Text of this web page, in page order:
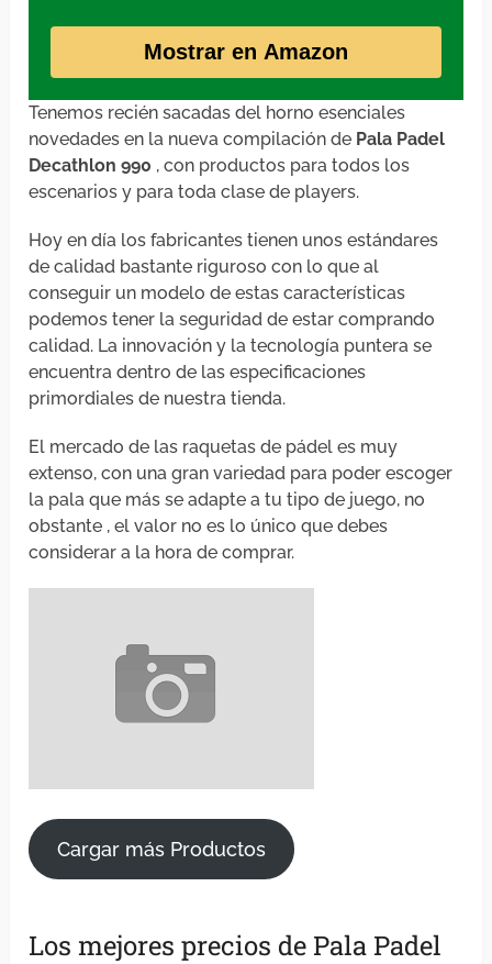
Mostrar en Amazon
Tenemos recién sacadas del horno esenciales
novedades en la nueva compilación de Pala Padel
Decathlon 990 , con productos para todos los
escenarios y para toda clase de players.
Hoy en día los fabricantes tienen unos estándares
de calidad bastante riguroso con lo que al
conseguir un modelo de estas características
podemos tener la seguridad de estar comprando
calidad. La innovación y la tecnología puntera se
encuentra dentro de las especificaciones
primordiales de nuestra tienda.
El mercado de las raquetas de pádel es muy
extenso, con una gran variedad para poder escoger
la pala que más se adapte a tu tipo de juego, no
obstante , el valor no es lo único que debes
considerar a la hora de comprar.
Cargar más Productos
Los mejores precios de Pala Padel